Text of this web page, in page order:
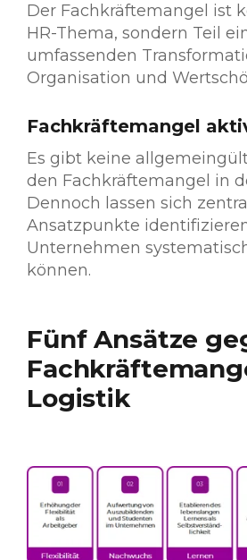
Der Fachkräftemangel ist
HR-Thema, sondern Teil
umfassenden
Organisation und
Fachkräftemangel
Es gibt keine
den Fachkräftemangel in
Dennoch lassen sich
Ansatzpunkte
Unternehmen
können.
Fünf Ansätze
Logistik